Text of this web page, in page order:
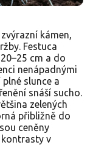
kámen,
Festuca
cm a do
nenápadnými
slunce a
snáší sucho.
zelených
přibližně do
ceněny
v